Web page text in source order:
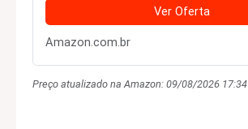
Ver Oferta
Amazon.com.br
Preço atualizado na Amazon: 09/08/2026 17:34